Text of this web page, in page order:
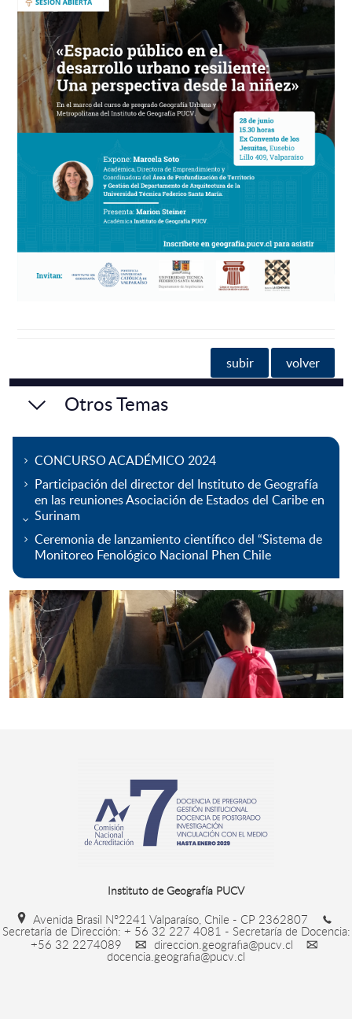
subir volver
Otros Temas
CONCURSO ACADÉMICO 2024
Participación del director del Instituto de Geografía
en las reuniones Asociación de Estados del Caribe en
Surinam
Ceremonia de lanzamiento científico del “Sistema de
Monitoreo Fenológico Nacional Phen Chile
Instituto de Geografía PUCV
Avenida Brasil N°2241 Valparaíso, Chile - CP 2362807
Secretaría de Dirección: + 56 32 227 4081 - Secretaría de Docencia:
+56 32 2274089
direccion.geografia@pucv.cl
docencia.geografia@pucv.cl